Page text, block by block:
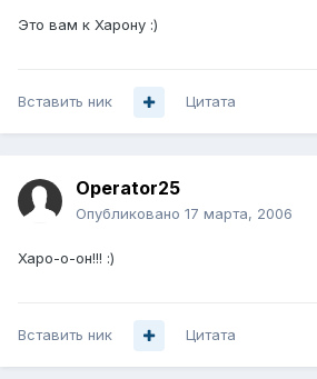
Это вам к Харону :)
Вставить ник Цитата
Operator25
Опубликовано 17 марта, 2006
Харо-о-он!!! :)
Вставить ник Цитата